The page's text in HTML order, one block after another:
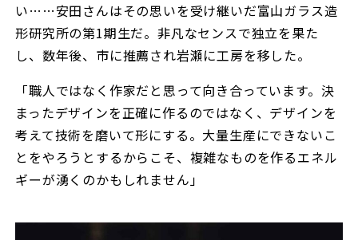
い……安田さんはその思いを受け継いだ富山ガラス造
形研究所の第1期生だ。非凡なセンスで独立を果た
し、数年後、市に推薦され岩瀬に工房を移した。
「職人ではなく作家だと思って向き合っています。決
まったデザインを正確に作るのではなく、デザインを
考えて技術を磨いて形にする。大量生産にできないこ
とをやろうとするからこそ、複雑なものを作るエネル
ギーが湧くのかもしれません」